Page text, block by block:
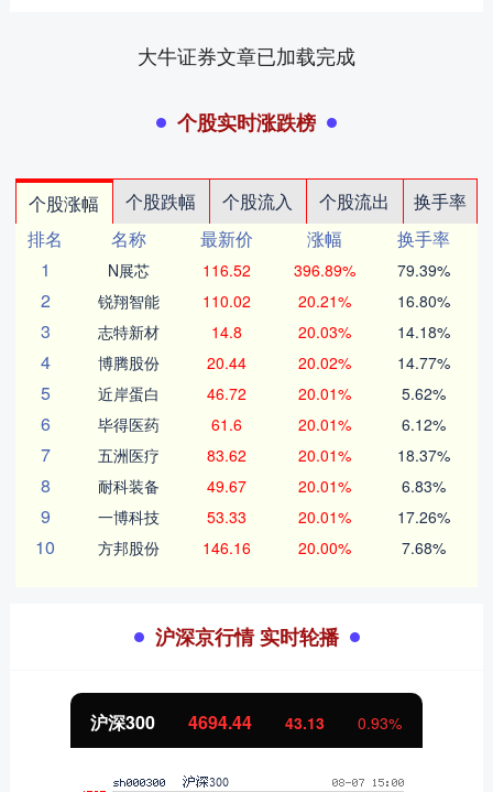
大牛证券文章已加载完成
个股实时涨跌榜
个股涨幅 个股跌幅 个股流入 个股流出
换手率
排名
名称 最新价 涨幅
换手率
1
N展芯 116.52 396.89% 79.39%
2 锐翔智能 110.02 20.21% 16.80%
3 志特新材 14.8 20.03% 14.18%
4 博腾股份 20.44 20.02% 14.77%
5 近岸蛋白 46.72 20.01% 5.62%
6 毕得医药 61.6 20.01% 6.12%
7 五洲医疗 83.62 20.01% 18.37%
8 耐科装备 49.67 20.01% 6.83%
9 一博科技 53.33 20.01% 17.26%
10 方邦股份 146.16 20.00% 7.68%
沪深京行情 实时轮播
沪深300 4694.44 43.13 0.93%